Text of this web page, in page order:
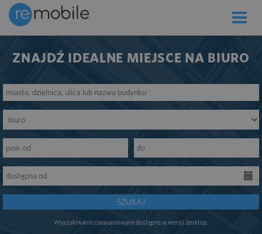
Toggle
ZNAJDŹ IDEALNE MIEJSCE NA BIURO
SZUKAJ
Wyszukiwanie zaawansowane dostępne w wersji desktop.